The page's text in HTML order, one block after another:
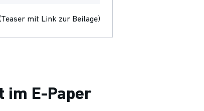
mit Link zur Beilage)
im E-Paper